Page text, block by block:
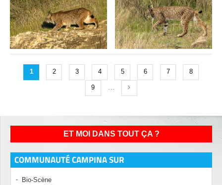
1 2 3 4 5 6 7 8
9
ET MOI DANS TOUT ÇA ?
COMMUNAUTÉ CAMPINA SUR
Bio-Scène